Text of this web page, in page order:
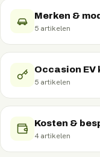
Merken &
5 artikelen
Occasion EV
5 artikelen
Kosten &
4artikelen